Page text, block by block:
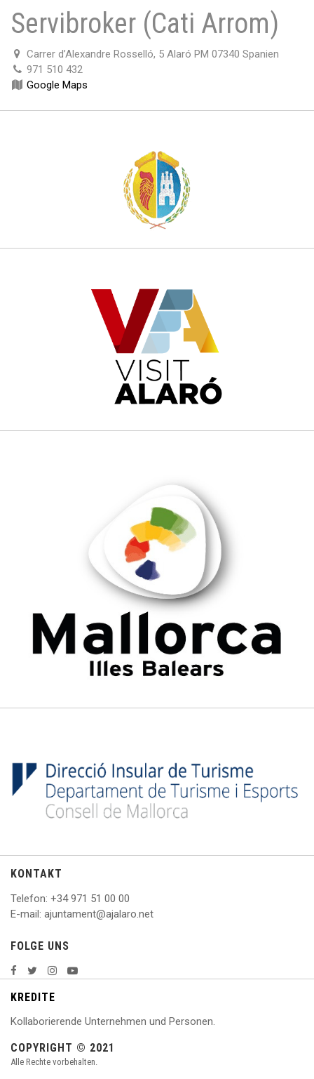
Servibroker (Cati Arrom)
Carrer d’Alexandre Rosselló, 5 Alaró PM 07340 Spanien
971 510 432
Google Maps
KONTAKT
Telefon: +34 971 51 00 00
E-mail: ajuntament@ajalaro.net
FOLGE UNS
KREDITE
Kollaborierende Unternehmen und Personen.
COPYRIGHT © 2021
Alle Rechte vorbehalten.